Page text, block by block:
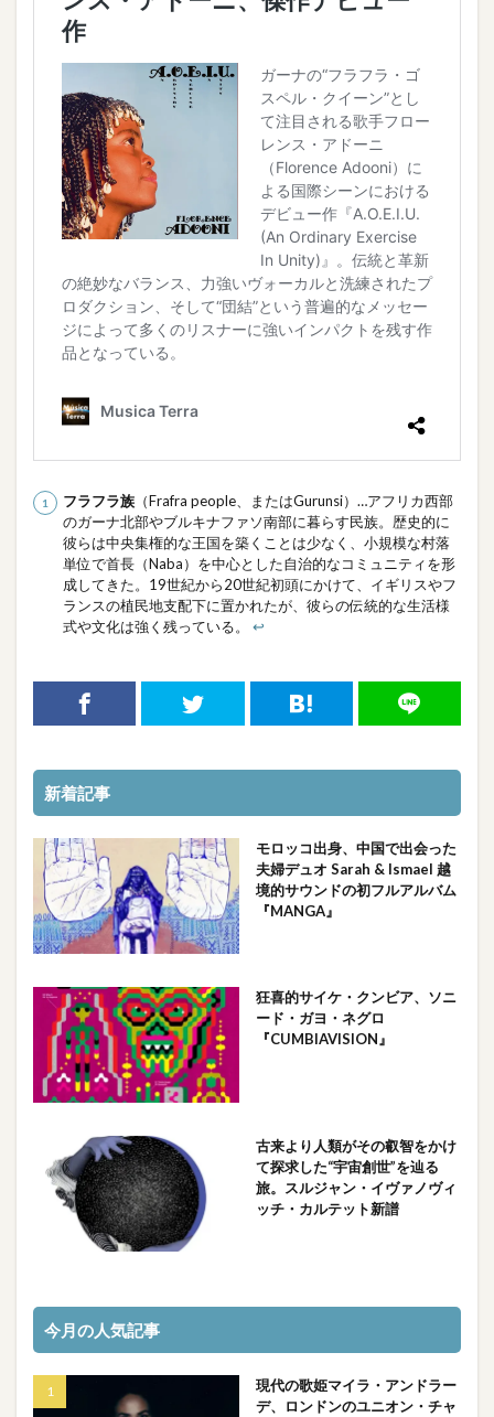
フラフラ族 （Frafra people、またはGurunsi）…アフリカ西部
のガーナ北部やブルキナファソ南部に暮らす民族。歴史的に
彼らは中央集権的な王国を築くことは少なく、小規模な村落
単位で首長（Naba）を中心とした自治的なコミュニティを形
成してきた。19世紀から20世紀初頭にかけて、イギリスやフ
ランスの植民地支配下に置かれたが、彼らの伝統的な生活様
式や文化は強く残っている。 ↩︎
新着記事
モロッコ出身、中国で出会った
夫婦デュオ Sarah & Ismael 越
境的サウンドの初フルアルバム
『MANGA』
狂喜的サイケ・クンビア、ソニ
ード・ガヨ・ネグロ
『CUMBIAVISION』
古来より人類がその叡智をかけ
て探求した“宇宙創世”を辿る
旅。スルジャン・イヴァノヴィ
ッチ・カルテット新譜
今月の人気記事
現代の歌姫マイラ・アンドラー
デ、ロンドンのユニオン・チャ